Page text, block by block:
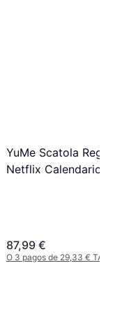
YuMe Scatola Regalo
Netflix Calendario
87,99 €
O 3 pagos de 29,33 € TAE 0%